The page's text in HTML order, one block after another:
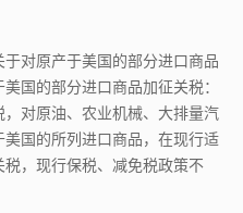
对原产于美国的部分进口商品
国的部分进口商品加征关税：
对原油、农业机械、大排量汽
国的所列进口商品，在现行适
，现行保税、减免税政策不